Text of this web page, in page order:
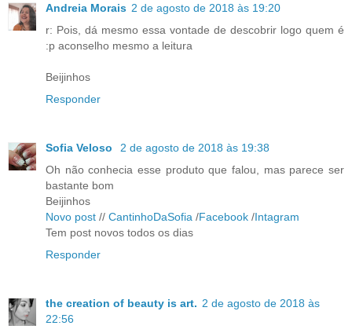
Andreia Morais 2 de agosto de 2018 às 19:20
r: Pois, dá mesmo essa vontade de descobrir logo quem é
:p aconselho mesmo a leitura
Beijinhos
Responder
Sofia Veloso
2 de agosto de 2018 às 19:38
Oh não conhecia esse produto que falou, mas parece ser
bastante bom
Beijinhos
Novo post // CantinhoDaSofia /Facebook /Intagram
Tem post novos todos os dias
Responder
the creation of beauty is art. 2 de agosto de 2018 às
22:56